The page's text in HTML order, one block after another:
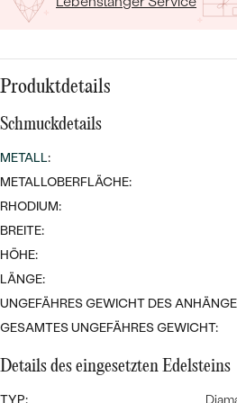
Eheringe
PLATIN
SILBER
SCHMUCK MIT LAB
NACH STYL
SYMBOLISCH
MINIMALISTISCH
NACH ANLASS
LUXURIÖSE
LUXURIÖSE
Produktdetails
Schmuckdetails
METALL:
METALLOBERFLÄCHE:
RHODIUM:
BREITE:
HÖHE:
LÄNGE:
UNGEFÄHRES GEWICHT DES
GESAMTES UNGEFÄHRES GEWICHT:
Details des eingesetzten Edelsteins
TYP: